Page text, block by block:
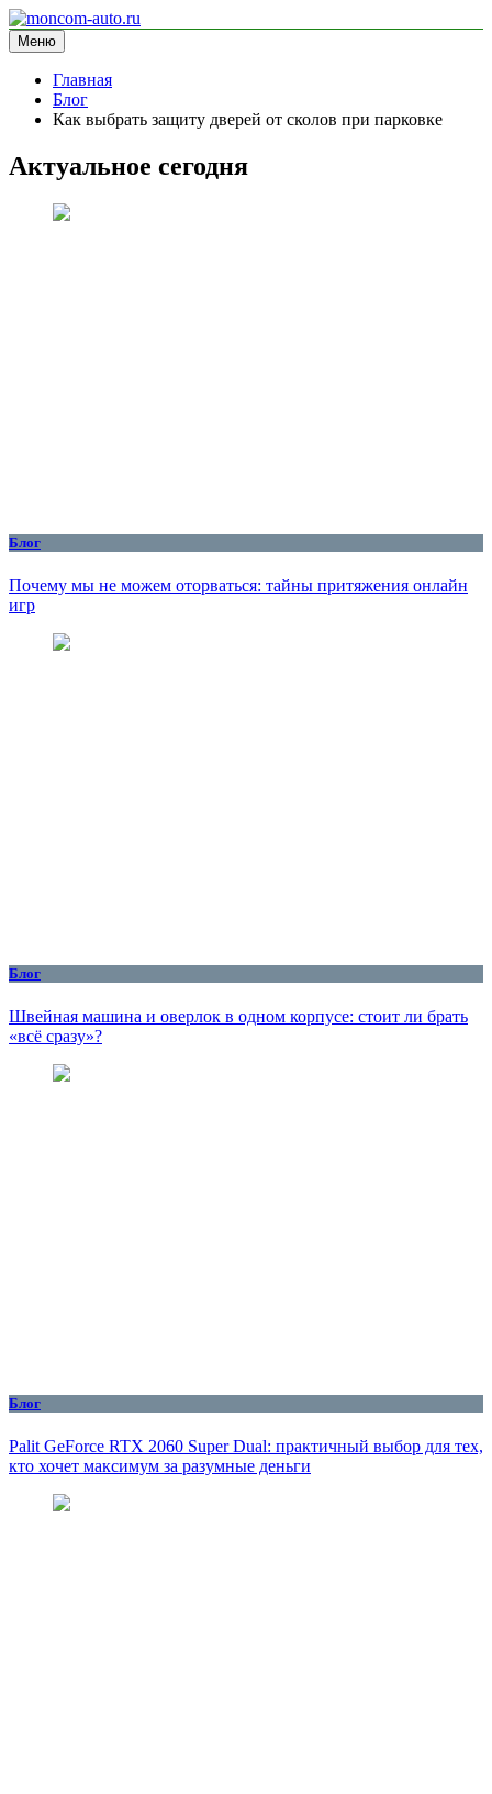
Перейти
к
содержимому
moncom-auto.ru
блог про автомобили
Меню
Главная
Блог
Как выбрать защиту дверей от сколов при парковке
Актуальное сегодня
Блог
Почему мы не можем оторваться: тайны притяжения онлайн
игр
Блог
Швейная машина и оверлок в одном корпусе: стоит ли брать
«всё сразу»?
Блог
Palit GeForce RTX 2060 Super Dual: практичный выбор для тех,
кто хочет максимум за разумные деньги